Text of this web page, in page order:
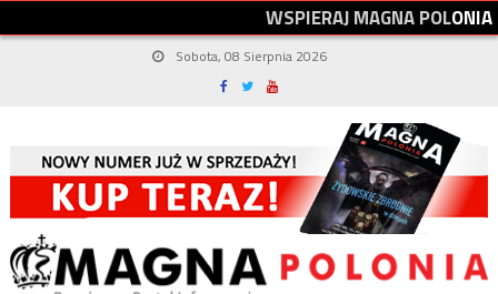
WSPIERAJMAGNAPOLONIA
Sobota, 08 Sierpnia 2026